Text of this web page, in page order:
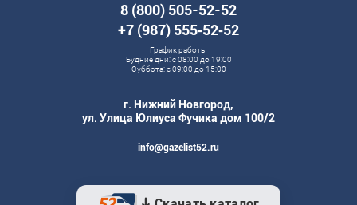
8 (800) 505-52-52
+7 (987) 555‑52‑52
График работы
Будние дни: с 08:00 до 19:00
Суббота: с 09:00 до 15:00
г. Нижний Новгород,
ул. Улица Юлиуса Фучика дом 100/2
info@gazelist52.ru